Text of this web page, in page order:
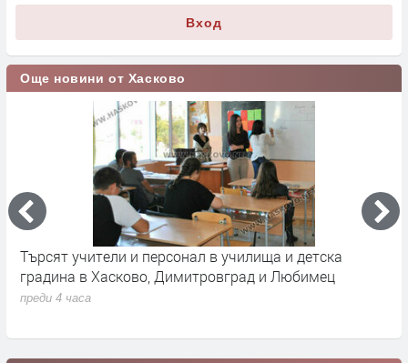
Вход
Още новини от Хасково
Търсят учители и персонал в училища и детска
градина в Хасково, Димитровград и Любимец
преди 4 часа